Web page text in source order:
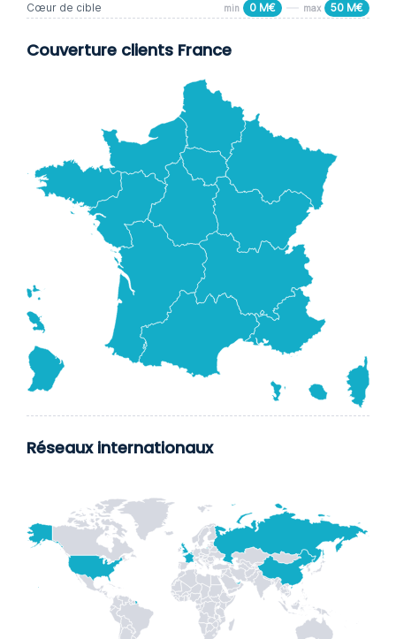
Cœur de cible min 0 M€ max 50 M€
Couverture clients France
Réseaux internationaux